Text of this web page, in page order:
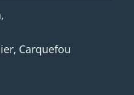
Carquefou